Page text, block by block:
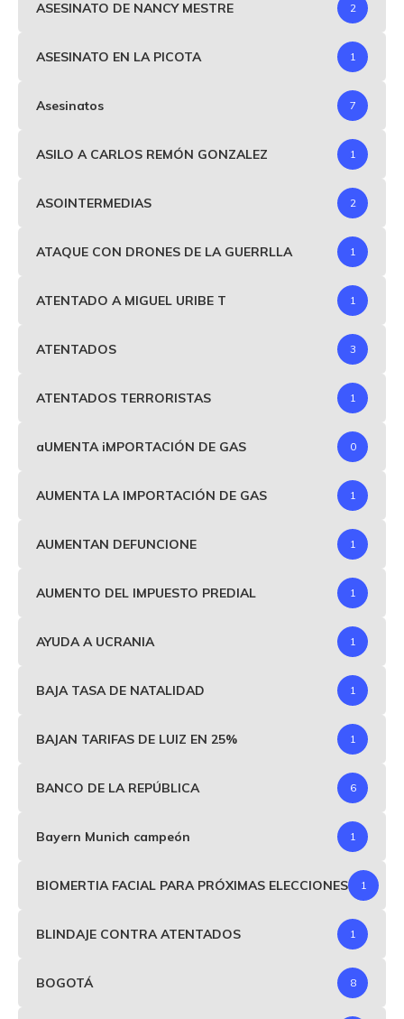
ASESINATO DE NANCY MESTRE 2
ASESINATO EN LA PICOTA 1
Asesinatos 7
ASILO A CARLOS REMÓN GONZALEZ 1
ASOINTERMEDIAS 2
ATAQUE CON DRONES DE LA GUERRLLA 1
ATENTADO A MIGUEL URIBE T 1
ATENTADOS 3
ATENTADOS TERRORISTAS 1
aUMENTA iMPORTACIÓN DE GAS 0
AUMENTA LA IMPORTACIÓN DE GAS 1
AUMENTAN DEFUNCIONE 1
AUMENTO DEL IMPUESTO PREDIAL 1
AYUDA A UCRANIA 1
BAJA TASA DE NATALIDAD 1
BAJAN TARIFAS DE LUIZ EN 25% 1
BANCO DE LA REPÚBLICA 6
Bayern Munich campeón 1
BIOMERTIA FACIAL PARA PRÓXIMAS ELECCIONES 1
BLINDAJE CONTRA ATENTADOS 1
BOGOTÁ 8